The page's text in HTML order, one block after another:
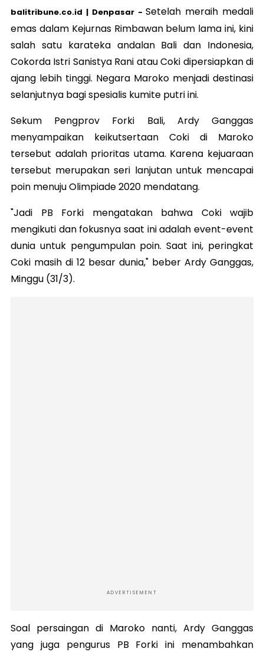
balitribune.co.id | Denpasar -Setelah meraih medali
emas dalam Kejurnas Rimbawan belum lama ini, kini
salah satu karateka andalan Bali dan Indonesia,
Cokorda Istri Sanistya Rani atau Coki dipersiapkan di
ajang lebih tinggi. Negara Maroko menjadi destinasi
selanjutnya bagi spesialis kumite putri ini.
Sekum Pengprov Forki Bali, Ardy Ganggas
menyampaikan keikutsertaan Coki di Maroko
tersebut adalah prioritas utama. Karena kejuaraan
tersebut merupakan seri lanjutan untuk mencapai
poin menuju Olimpiade 2020 mendatang.
"Jadi PB Forki mengatakan bahwa Coki wajib
mengikuti dan fokusnya saat ini adalah event-event
dunia untuk pengumpulan poin. Saat ini, peringkat
Coki masih di 12 besar dunia," beber Ardy Ganggas,
Minggu (31/3).
ADVERTISEMENT
Soal persaingan di Maroko nanti, Ardy Ganggas
yang juga pengurus PB Forki ini menambahkan